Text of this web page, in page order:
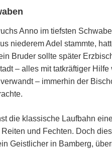
Anno im tiefsten
niederem Adel stammte,
Bruder sollte später
– alles mit tatkräftiger
– immerhin der
die klassische Laufbahn
und Fechten. Doch
Geistlicher in Bamberg,